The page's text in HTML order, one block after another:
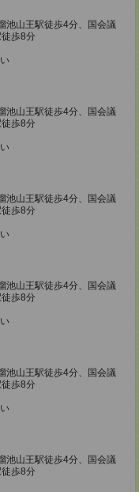
山王駅徒歩4分、国会議
歩8分
山王駅徒歩4分、国会議
歩8分
山王駅徒歩4分、国会議
歩8分
山王駅徒歩4分、国会議
歩8分
山王駅徒歩4分、国会議
歩8分
山王駅徒歩4分、国会議
歩8分